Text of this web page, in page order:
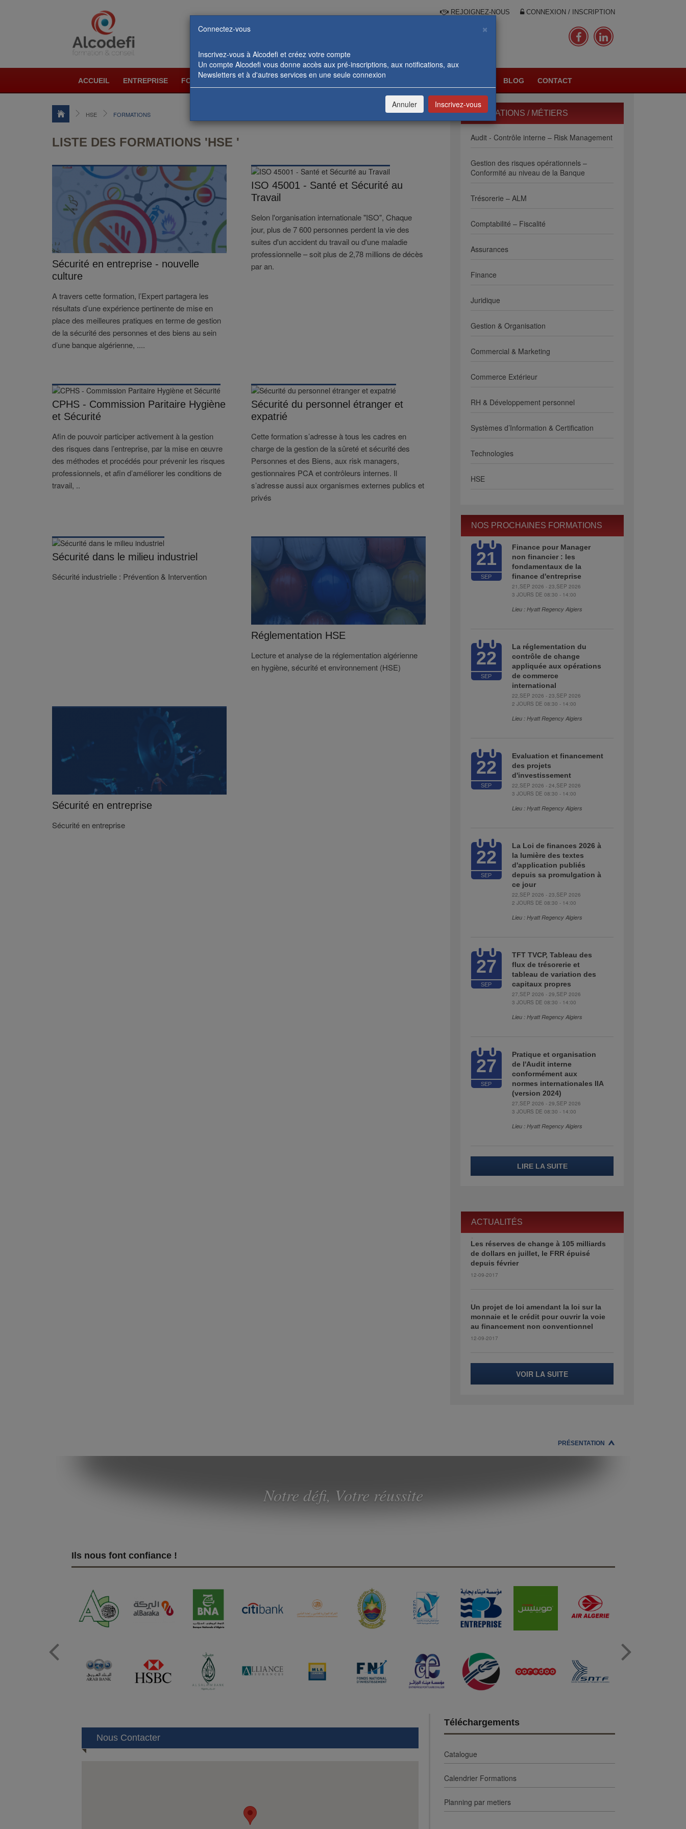
Connectez-vous ×
Inscrivez-vous à Alcodefi et créez votre compte
Un compte Alcodefi vous donne accès aux pré-inscriptions, aux notifications, aux
Newsletters et à d'autres services en une seule connexion
Annuler Inscrivez-vous
REJOIGNEZ-NOUS CONNEXION / INSCRIPTION
ACCUEIL ENTREPRISE FORMATIONS BANCAIRES BLOG CONTACT
HSE FORMATIONS
LISTE DES FORMATIONS 'HSE '
Sécurité en entreprise - nouvelle
culture
A travers cette formation, l’Expert partagera les
résultats d’une expérience pertinente de mise en
place des meilleures pratiques en terme de gestion
de la sécurité des personnes et des biens au sein
d’une banque algérienne, ....
ISO 45001 - Santé et Sécurité au
Travail
Selon l'organisation internationale "ISO", Chaque
jour, plus de 7 600 personnes perdent la vie des
suites d'un accident du travail ou d'une maladie
professionnelle – soit plus de 2,78 millions de décès
par an.
CPHS - Commission Paritaire Hygiène
et Sécurité
Afin de pouvoir participer activement à la gestion
des risques dans l’entreprise, par la mise en œuvre
des méthodes et procédés pour prévenir les risques
professionnels, et afin d’améliorer les conditions de
travail, ..
Sécurité du personnel étranger et
expatrié
Cette formation s’adresse à tous les cadres en
charge de la gestion de la sûreté et sécurité des
Personnes et des Biens, aux risk managers,
gestionnaires PCA et contrôleurs internes. Il
s’adresse aussi aux organismes externes publics et
privés
Sécurité dans le milieu industriel
Sécurité industrielle : Prévention & Intervention
Réglementation HSE
Lecture et analyse de la réglementation algérienne
en hygiène, sécurité et environnement (HSE)
Sécurité en entreprise
Sécurité en entreprise
FORMATIONS / MÉTIERS
Audit - Contrôle interne – Risk Management
Gestion des risques opérationnels –
Conformité au niveau de la Banque
Trésorerie – ALM
Comptabilité – Fiscalité
Assurances
Finance
Juridique
Gestion & Organisation
Commercial & Marketing
Commerce Extérieur
RH & Développement personnel
Systèmes d’Information & Certification
Technologies
HSE
NOS PROCHAINES FORMATIONS
21
SEP
Finance pour Manager
non financier : les
fondamentaux de la
finance d'entreprise
21,SEP 2026 - 23,SEP 2026
3 JOURS DE 08:30 - 14:00
Lieu : Hyatt Regency Algiers
22
SEP
La réglementation du
contrôle de change
appliquée aux opérations
de commerce
international
22,SEP 2026 - 23,SEP 2026
2 JOURS DE 08:30 - 14:00
Lieu : Hyatt Regency Algiers
22
SEP
Evaluation et financement
des projets
d'investissement
22,SEP 2026 - 24,SEP 2026
3 JOURS DE 08:30 - 14:00
Lieu : Hyatt Regency Algiers
22
SEP
La Loi de finances 2026 à
la lumière des textes
d'application publiés
depuis sa promulgation à
ce jour
22,SEP 2026 - 23,SEP 2026
2 JOURS DE 08:30 - 14:00
Lieu : Hyatt Regency Algiers
27
SEP
TFT TVCP, Tableau des
flux de trésorerie et
tableau de variation des
capitaux propres
27,SEP 2026 - 29,SEP 2026
3 JOURS DE 08:30 - 14:00
Lieu : Hyatt Regency Algiers
27
SEP
Pratique et organisation
de l'Audit interne
conformément aux
normes internationales IIA
(version 2024)
27,SEP 2026 - 29,SEP 2026
3 JOURS DE 08:30 - 14:00
Lieu : Hyatt Regency Algiers
LIRE LA SUITE
ACTUALITÉS
Les réserves de change à 105 milliards
de dollars en juillet, le FRR épuisé
depuis février
12-09-2017
Un projet de loi amendant la loi sur la
monnaie et le crédit pour ouvrir la voie
au financement non conventionnel
12-09-2017
VOIR LA SUITE
PRÉSENTATION
Notre défi, Votre réussite
Ils nous font confiance !
Nous Contacter
Téléchargements
Catalogue
Calendrier Formations
Planning par metiers